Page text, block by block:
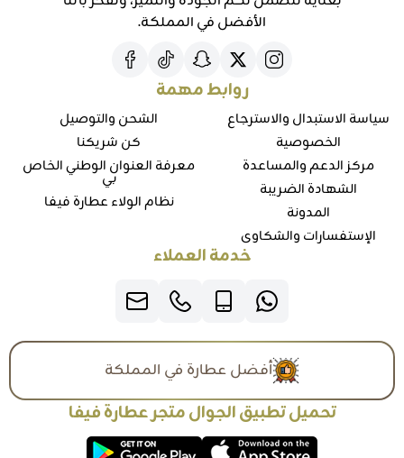
الأفضل في المملكة.
روابط مهمة
سياسة الاستبدال والاسترجاع
الخصوصية
مركز الدعم والمساعدة
الشهادة الضريبة
المدونة
الإستفسارات والشكاوي
الشحن والتوصيل
كن شريكنا
معرفة العنوان الوطني الخاص
بي
نظام الولاء عطارة فيفا
خدمة العملاء
أفضل عطارة في المملكة
تحميل تطبيق الجوال متجر عطارة فيفا